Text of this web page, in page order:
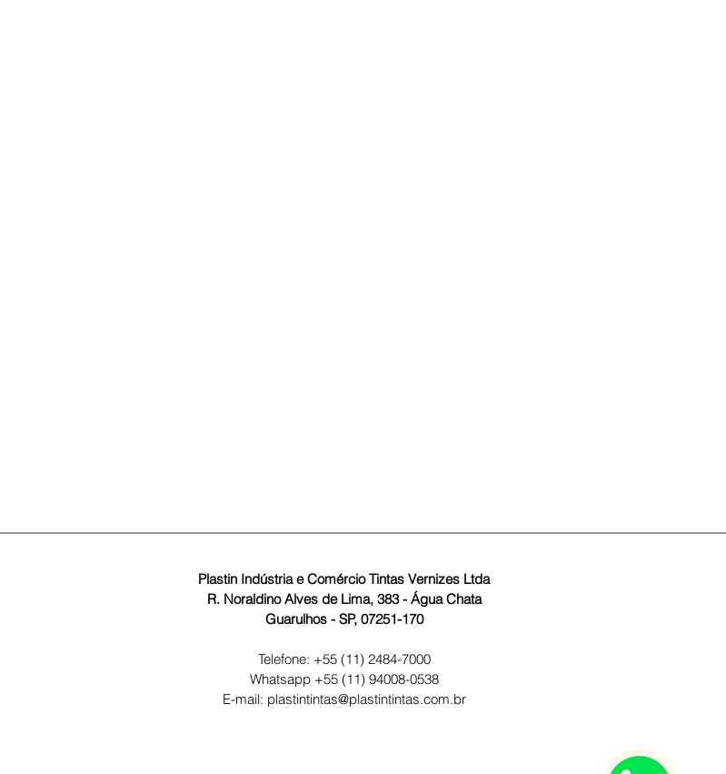
Plastin Indústria e Comércio Tintas Vernizes Ltda
R. Noraldino Alves de Lima, 383 - Água Chata
Guarulhos - SP, 07251-170
Telefone: +55 (11) 2484-7000
Whatsapp +55 (11) 94008-0538
E-mail: plastintintas@plastintintas.com.br